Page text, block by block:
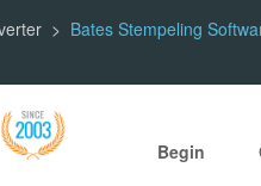
Bates Stempeling
Begin